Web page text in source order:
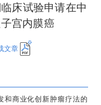
床试验申请在中
宫内膜癌
文章
和商业化创新肿瘤疗法的